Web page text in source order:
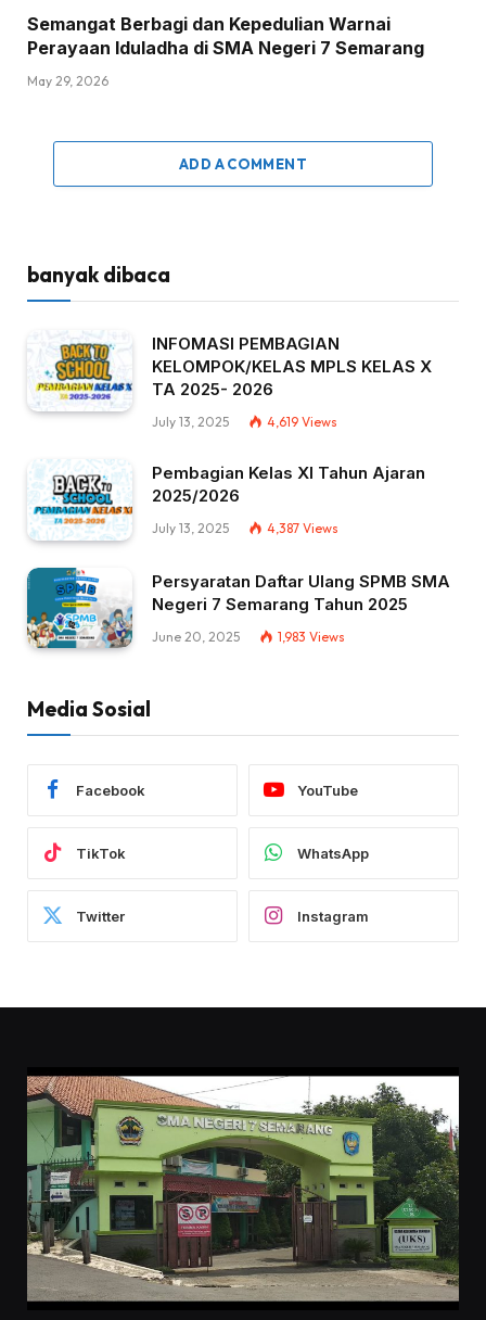
Semangat Berbagi dan Kepedulian Warnai
Perayaan Iduladha di SMA Negeri 7 Semarang
May 29, 2026
ADD A COMMENT
banyak dibaca
INFOMASI PEMBAGIAN
KELOMPOK/KELAS MPLS KELAS X
TA 2025- 2026
July 13, 2025 4,619 Views
Pembagian Kelas XI Tahun Ajaran
2025/2026
July 13, 2025 4,387 Views
Persyaratan Daftar Ulang SPMB SMA
Negeri 7 Semarang Tahun 2025
June 20, 2025 1,983 Views
Media Sosial
Facebook YouTube
TikTok WhatsApp
Twitter Instagram